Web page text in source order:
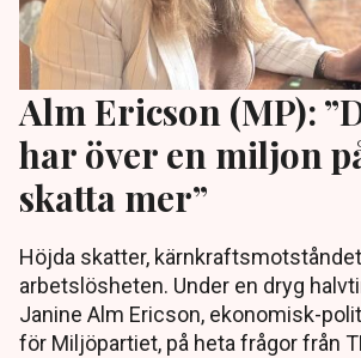
Alm Ericson (MP):
har över en miljon
skatta mer”
Höjda skatter,
arbetslösheten. Under en dryg
Janine Alm Ericson, ekonomisk-
för Miljöpartiet, på heta frågor från